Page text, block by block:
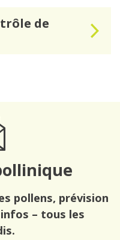
de
pollens, prévision
– tous les